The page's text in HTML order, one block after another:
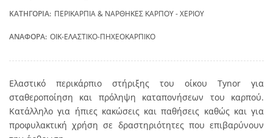
ΚΑΤΗΓΟΡΊΑ: ΠΕΡΙΚΆΡΠΙΑ & ΝΆΡΘΗΚΕΣ ΚΑΡΠΟΎ - ΧΕΡΙΟΎ
ΑΝΑΦΟΡΆ: OIK-ΕΛΑΣΤΙΚΟ-ΠΗΧΕΟΚΑΡΠΙΚΟ
Ελαστικό περικάρπιο στήριξης του οίκου Tynor για
σταθεροποίηση και πρόληψη καταπονήσεων του καρπού.
Κατάλληλο για ήπιες κακώσεις και παθήσεις καθώς και για
προφυλακτική χρήση σε δραστηριότητες που επιβαρύνουν